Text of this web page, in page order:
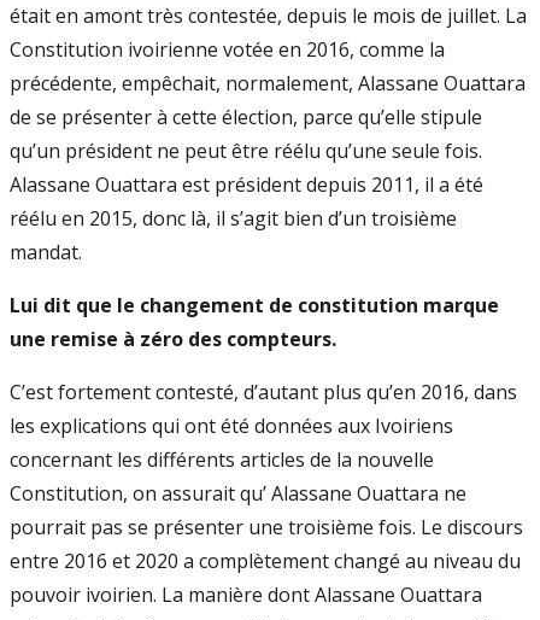
était en amont très contestée, depuis le mois de juillet. La
Constitution ivoirienne votée en 2016, comme la
précédente, empêchait, normalement, Alassane Ouattara
de se présenter à cette élection, parce qu’elle stipule
qu’un président ne peut être réélu qu’une seule fois.
Alassane Ouattara est président depuis 2011, il a été
réélu en 2015, donc là, il s’agit bien d’un troisième
mandat.
Lui dit que le changement de constitution marque
une remise à zéro des compteurs.
C’est fortement contesté, d’autant plus qu’en 2016, dans
les explications qui ont été données aux Ivoiriens
concernant les différents articles de la nouvelle
Constitution, on assurait qu’ Alassane Ouattara ne
pourrait pas se présenter une troisième fois. Le discours
entre 2016 et 2020 a complètement changé au niveau du
pouvoir ivoirien. La manière dont Alassane Ouattara